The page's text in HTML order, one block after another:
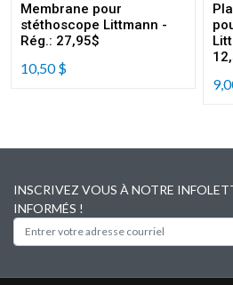
Membrane pour
stéthoscope Littmann -
Rég.: 27,95$
10,50$
INSCRIVEZ VOUS À NOTRE
INFORMÉS !